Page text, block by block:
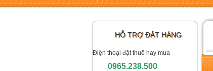
HỖ TRỢ ĐẶT HÀNG
Điện thoại đặt thuê hay mua
0965.238.500